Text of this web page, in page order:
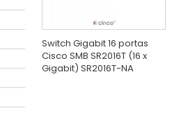
Switch Gigabit 16 portas
Cisco SMB SR2016T (16 x
Gigabit) SR2016T-NA